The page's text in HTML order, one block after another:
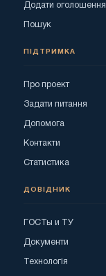
Додати оголошення
Пошук
ПІДТРИМКА
Про проект
Задати питання
Допомога
Контакти
Статистика
ДОВІДНИК
ГОСТы и ТУ
Документи
Технологія